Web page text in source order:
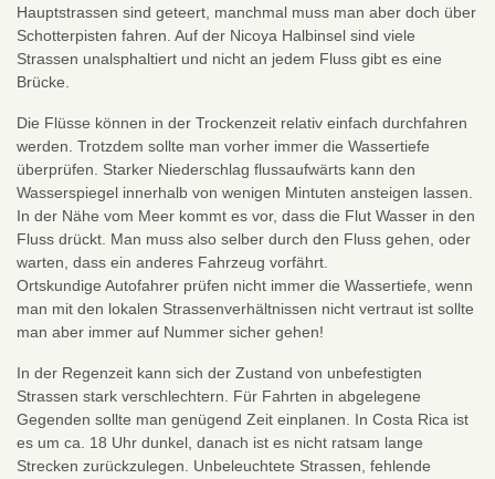
Hauptstrassen sind geteert, manchmal muss man aber doch über
Schotterpisten fahren. Auf der Nicoya Halbinsel sind viele
Strassen unalsphaltiert und nicht an jedem Fluss gibt es eine
Brücke.
Die Flüsse können in der Trockenzeit relativ einfach durchfahren
werden. Trotzdem sollte man vorher immer die Wassertiefe
überprüfen. Starker Niederschlag flussaufwärts kann den
Wasserspiegel innerhalb von wenigen Mintuten ansteigen lassen.
In der Nähe vom Meer kommt es vor, dass die Flut Wasser in den
Fluss drückt. Man muss also selber durch den Fluss gehen, oder
warten, dass ein anderes Fahrzeug vorfährt.
Ortskundige Autofahrer prüfen nicht immer die Wassertiefe, wenn
man mit den lokalen Strassenverhältnissen nicht vertraut ist sollte
man aber immer auf Nummer sicher gehen!
In der Regenzeit kann sich der Zustand von unbefestigten
Strassen stark verschlechtern. Für Fahrten in abgelegene
Gegenden sollte man genügend Zeit einplanen. In Costa Rica ist
es um ca. 18 Uhr dunkel, danach ist es nicht ratsam lange
Strecken zurückzulegen. Unbeleuchtete Strassen, fehlende